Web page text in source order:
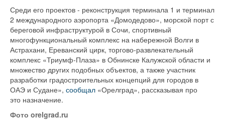
Среди его проектов - реконструкция терминала 1 и терминал
2 международного аэропорта «Домодедово», морской порт с
береговой инфраструктурой в Сочи, спортивный
многофункциональный комплекс на набережной Волги в
Астрахани, Ереванский цирк, торгово-развлекательный
комплекс «Триумф-Плаза» в Обнинске Калужской области и
множество других подобных объектов, а также участник
разработки градостроительных концепций для городов в
ОАЭ и Судане», сообщал «Орелград», рассказывая про
это назначение.
Фото orelgrad.ru